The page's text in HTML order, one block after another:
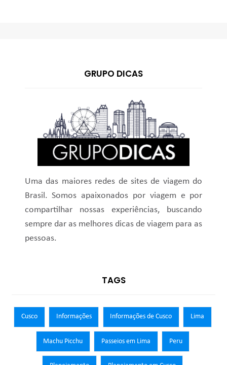
GRUPO DICAS
Uma das maiores redes de sites de viagem do
Brasil. Somos apaixonados por viagem e por
compartilhar nossas experiências, buscando
sempre dar as melhores dicas de viagem para as
pessoas.
TAGS
Cusco Informações Informações de Cusco Lima
Machu Picchu Passeios em Lima Peru